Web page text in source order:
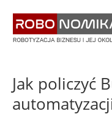
treści
yasne
main
menu
Jak policzyć